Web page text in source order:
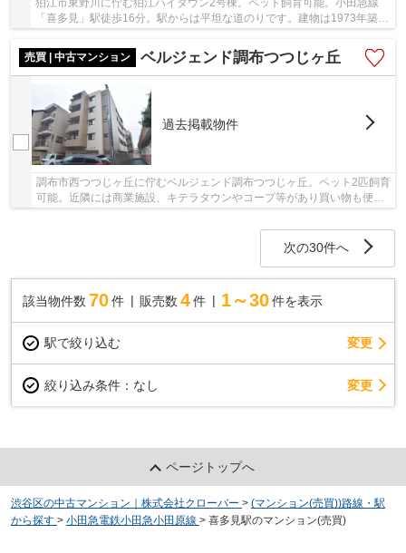
狛江市東野川に佇む狛江ハイタウン2号棟。ペット飼育可能。小田急線
「喜多見」駅徒歩16分。駅からは平坦な道のりです。建物は1973年築、
売買 | 中古マンション
ベルジェンド調布つつじヶ丘
過去掲載物件
調布市西つつじヶ丘に佇むベルジェンド調布つつじヶ丘。ペット2匹飼育
可能。近隣には商業施設、キテラタウンやコープ等があり買い物も便
次の30件へ
該当物件数 70件 販売数 4 件 1～30 件を表示
駅で絞り込む 変更
絞り込み条件： なし 変更
ページトップへ
渋谷区の中古マンション｜株式会社クローバー > (マンション(売買))路線・駅
から探す > 小田急電鉄小田急小田原線 > 喜多見駅のマンション(売買)